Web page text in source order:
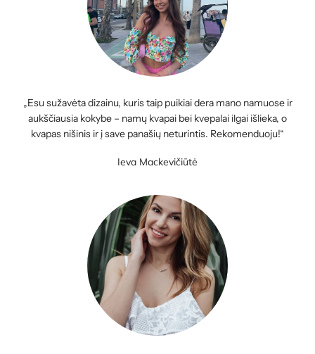
„Esu sužavėta dizainu, kuris taip puikiai dera mano namuose ir
aukščiausia kokybe – namų kvapai bei kvepalai ilgai išlieka, o
kvapas nišinis ir į save panašių neturintis. Rekomenduoju!“
Ieva Mackevičiūtė